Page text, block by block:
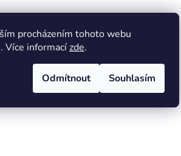
procházením tohoto webu
Více informacízde.
Odmítnout Souhlasím